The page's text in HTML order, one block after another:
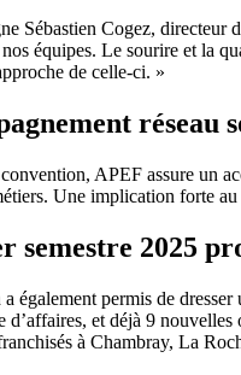
Sébastien Cogez, directeur
nos équipes. Le sourire et la
de celle-ci. »
réseau
APEF assure un
Une implication forte
semestre 2025
également permis de
d’affaires, et déjà 9
à Chambray, La